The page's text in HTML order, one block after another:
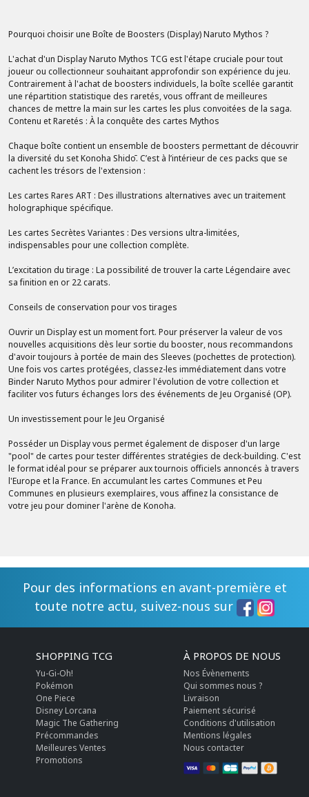
Pourquoi choisir une Boîte de Boosters (Display) Naruto Mythos ?
L'achat d'un Display Naruto Mythos TCG est l'étape cruciale pour tout
joueur ou collectionneur souhaitant approfondir son expérience du jeu.
Contrairement à l'achat de boosters individuels, la boîte scellée garantit
une répartition statistique des raretés, vous offrant de meilleures
chances de mettre la main sur les cartes les plus convoitées de la saga.
Contenu et Raretés : À la conquête des cartes Mythos
Chaque boîte contient un ensemble de boosters permettant de découvrir
la diversité du set Konoha Shidō. C’est à l’intérieur de ces packs que se
cachent les trésors de l'extension :
Les cartes Rares ART : Des illustrations alternatives avec un traitement
holographique spécifique.
Les cartes Secrètes Variantes : Des versions ultra-limitées,
indispensables pour une collection complète.
L’excitation du tirage : La possibilité de trouver la carte Légendaire avec
sa finition en or 22 carats.
Conseils de conservation pour vos tirages
Ouvrir un Display est un moment fort. Pour préserver la valeur de vos
nouvelles acquisitions dès leur sortie du booster, nous recommandons
d'avoir toujours à portée de main des Sleeves (pochettes de protection).
Une fois vos cartes protégées, classez-les immédiatement dans votre
Binder Naruto Mythos pour admirer l'évolution de votre collection et
faciliter vos futurs échanges lors des événements de Jeu Organisé (OP).
Un investissement pour le Jeu Organisé
Posséder un Display vous permet également de disposer d'un large
"pool" de cartes pour tester différentes stratégies de deck-building. C'est
le format idéal pour se préparer aux tournois officiels annoncés à travers
l'Europe et la France. En accumulant les cartes Communes et Peu
Communes en plusieurs exemplaires, vous affinez la consistance de
votre jeu pour dominer l'arène de Konoha.
Pour des informations en avant-première et
toute notre actu, suivez-nous sur
SHOPPING TCG
Yu-Gi-Oh!
Pokémon
One Piece
Disney Lorcana
Magic The Gathering
Précommandes
Meilleures Ventes
Promotions
À PROPOS DE NOUS
Nos Évènements
Qui sommes nous ?
Livraison
Paiement sécurisé
Conditions d'utilisation
Mentions légales
Nous contacter